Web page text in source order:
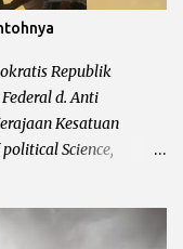
Republik
d. Anti
Kesatuan
Science,
ataupun otoriter